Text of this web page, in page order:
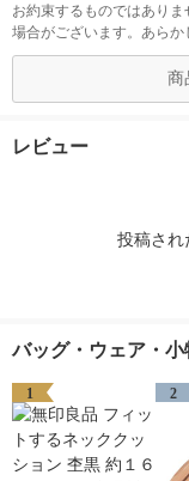
お約束するものではあり
場合がございます。あらか
商
レビュー
投稿され
バッグ・ウェア・
1 2